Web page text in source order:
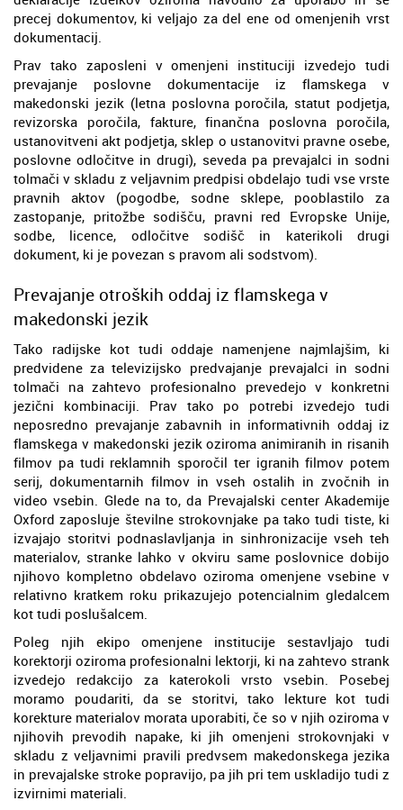
precej dokumentov, ki veljajo za del ene od omenjenih vrst
dokumentacij.
Prav tako zaposleni v omenjeni instituciji izvedejo tudi
prevajanje poslovne dokumentacije iz flamskega v
makedonski jezik (letna poslovna poročila, statut podjetja,
revizorska poročila, fakture, finančna poslovna poročila,
ustanovitveni akt podjetja, sklep o ustanovitvi pravne osebe,
poslovne odločitve in drugi), seveda pa prevajalci in sodni
tolmači v skladu z veljavnim predpisi obdelajo tudi vse vrste
pravnih aktov (pogodbe, sodne sklepe, pooblastilo za
zastopanje, pritožbe sodišču, pravni red Evropske Unije,
sodbe, licence, odločitve sodišč in katerikoli drugi
dokument, ki je povezan s pravom ali sodstvom).
Prevajanje otroških oddaj iz flamskega v
makedonski jezik
Tako radijske kot tudi oddaje namenjene najmlajšim, ki
predvidene za televizijsko predvajanje prevajalci in sodni
tolmači na zahtevo profesionalno prevedejo v konkretni
jezični kombinaciji. Prav tako po potrebi izvedejo tudi
neposredno prevajanje zabavnih in informativnih oddaj iz
flamskega v makedonski jezik oziroma animiranih in risanih
filmov pa tudi reklamnih sporočil ter igranih filmov potem
serij, dokumentarnih filmov in vseh ostalih in zvočnih in
video vsebin. Glede na to, da Prevajalski center Akademije
Oxford zaposluje številne strokovnjake pa tako tudi tiste, ki
izvajajo storitvi podnaslavljanja in sinhronizacije vseh teh
materialov, stranke lahko v okviru same poslovnice dobijo
njihovo kompletno obdelavo oziroma omenjene vsebine v
relativno kratkem roku prikazujejo potencialnim gledalcem
kot tudi poslušalcem.
Poleg njih ekipo omenjene institucije sestavljajo tudi
korektorji oziroma profesionalni lektorji, ki na zahtevo strank
izvedejo redakcijo za katerokoli vrsto vsebin. Posebej
moramo poudariti, da se storitvi, tako lekture kot tudi
korekture materialov morata uporabiti, če so v njih oziroma v
njihovih prevodih napake, ki jih omenjeni strokovnjaki v
skladu z veljavnimi pravili predvsem makedonskega jezika
in prevajalske stroke popravijo, pa jih pri tem uskladijo tudi z
izvirnimi materiali.